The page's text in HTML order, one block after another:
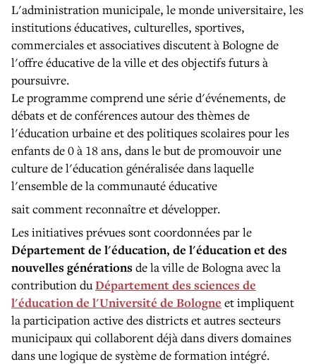
L'administration municipale, le monde universitaire, les
institutions éducatives, culturelles, sportives,
commerciales et associatives discutent à Bologne de
l'offre éducative de la ville et des objectifs futurs à
poursuivre.
Le programme comprend une série d'événements, de
débats et de conférences autour des thèmes de
l'éducation urbaine et des politiques scolaires pour les
enfants de 0 à 18 ans, dans le but de promouvoir une
culture de l'éducation généralisée dans laquelle
l'ensemble de la communauté éducative
sait comment reconnaître et développer.
Les initiatives prévues sont coordonnées par le
Département de l'éducation, de l'éducation et des
nouvelles générations de la ville de Bologna avec la
contribution duDépartement des sciences de
l'éducation de l'Université de Bologne et impliquent
la participation active des districts et autres secteurs
municipaux qui collaborent déjà dans divers domaines
dans une logique de système de formation intégré.